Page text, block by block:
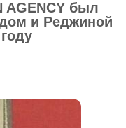
AGENCY был
и Реджиной